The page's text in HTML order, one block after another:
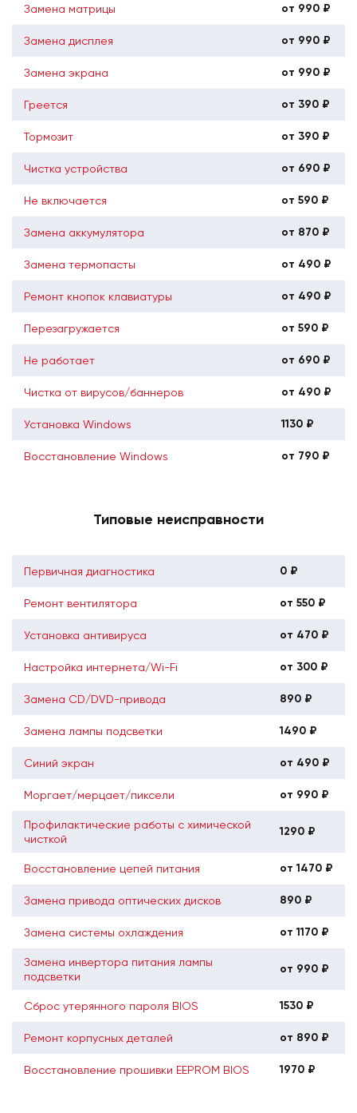
Замена матрицы от 990 ₽
Замена дисплея от 990 ₽
Замена экрана от 990 ₽
Греется от 390 ₽
Тормозит от 390 ₽
Чистка устройства от 690 ₽
Не включается от 590 ₽
Замена аккумулятора от 870 ₽
Замена термопасты от 490 ₽
Ремонт кнопок клавиатуры от 490 ₽
Перезагружается от 590 ₽
Не работает от 690 ₽
Чистка от вирусов/баннеров от 490 ₽
Установка Windows 1130 ₽
Восстановление Windows от 790 ₽
Типовые неисправности
Первичная диагностика 0 ₽
Ремонт вентилятора от 550 ₽
Установка антивируса от 470 ₽
Настройка интернета/Wi-Fi от 300 ₽
Замена CD/DVD-привода 890 ₽
Замена лампы подсветки 1490 ₽
Синий экран от 490 ₽
Моргает/мерцает/пиксели от 990 ₽
Профилактические работы с химической
чисткой
1290 ₽
Восстановление цепей питания от 1470 ₽
Замена привода оптических дисков 890 ₽
Замена системы охлаждения от 1170 ₽
Замена инвертора питания лампы
подсветки
от 990 ₽
Сброс утерянного пароля BIOS 1530 ₽
Ремонт корпусных деталей от 890 ₽
Восстановление прошивки EEPROM BIOS 1970 ₽